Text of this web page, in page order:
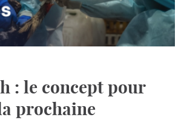
: le concept pour
prochaine